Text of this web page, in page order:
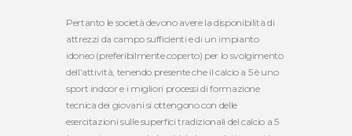
Pertanto le società devono avere la disponibilità di
attrezzi da campo sufficienti e di un impianto
idoneo (preferibilmente coperto) per lo svolgimento
dell’attività, tenendo presente che il calcio a 5 è uno
sport indoor e i migliori processi di formazione
tecnica dei giovani si ottengono con delle
esercitazioni sulle superfici tradizionali del calcio a 5